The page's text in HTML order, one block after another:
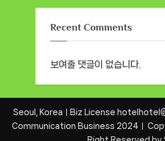
Recent Comments
보여줄 댓글이 없습니다.
Seoul, KoreaㅣBiz License
Communication Business 2024ㅣ